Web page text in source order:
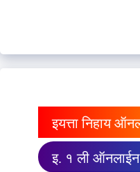
इयत्ता निहाय
इ. १ ली